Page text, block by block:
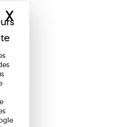
XMasquer le